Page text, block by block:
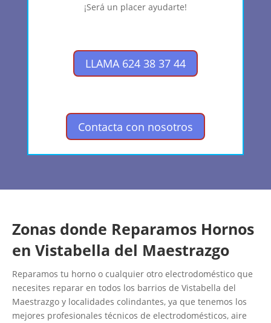
¡Será un placer ayudarte!
LLAMA 624 38 37 44
Contacta con nosotros
Zonas donde Reparamos Hornos
en Vistabella del Maestrazgo
Reparamos tu horno o cualquier otro electrodoméstico que
necesites reparar en todos los barrios de Vistabella del
Maestrazgo y localidades colindantes, ya que tenemos los
mejores profesionales técnicos de electrodomésticos, aire